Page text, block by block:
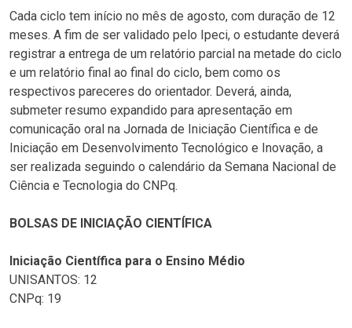
Cada ciclo tem início no mês de agosto, com duração de 12
meses. A fim de ser validado pelo Ipeci, o estudante deverá
registrar a entrega de um relatório parcial na metade do ciclo
e um relatório final ao final do ciclo, bem como os
respectivos pareceres do orientador. Deverá, ainda,
submeter resumo expandido para apresentação em
comunicação oral na Jornada de Iniciação Científica e de
Iniciação em Desenvolvimento Tecnológico e Inovação, a
ser realizada seguindo o calendário da Semana Nacional de
Ciência e Tecnologia do CNPq.
BOLSAS DE INICIAÇÃO CIENTÍFICA
Iniciação Científica para o Ensino Médio
UNISANTOS: 12
CNPq: 19